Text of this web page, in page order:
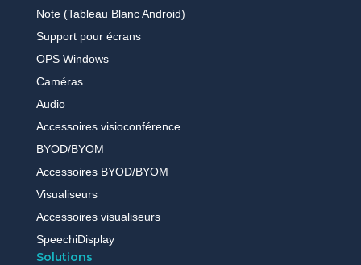
Note (Tableau Blanc Android)
Support pour écrans
OPS Windows
Caméras
Audio
Accessoires visioconférence
BYOD/BYOM
Accessoires BYOD/BYOM
Visualiseurs
Accessoires visualiseurs
SpeechiDisplay
Solutions